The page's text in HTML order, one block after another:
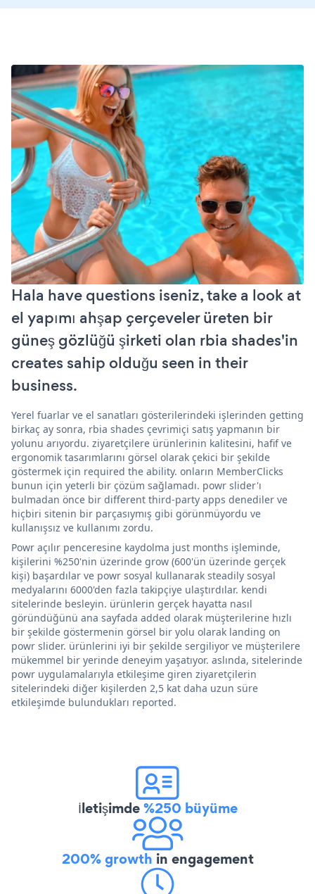
Hala have questions iseniz, take a look at
el yapımı ahşap çerçeveler üreten bir
güneş gözlüğü şirketi olan rbia shades'in
creates sahip olduğu seen in their
business.
Yerel fuarlar ve el sanatları gösterilerindeki işlerinden getting
birkaç ay sonra, rbia shades çevrimiçi satış yapmanın bir
yolunu arıyordu. ziyaretçilere ürünlerinin kalitesini, hafif ve
ergonomik tasarımlarını görsel olarak çekici bir şekilde
göstermek için required the ability. onların MemberClicks
bunun için yeterli bir çözüm sağlamadı. powr slider'ı
bulmadan önce bir different third-party apps denediler ve
hiçbiri sitenin bir parçasıymış gibi görünmüyordu ve
kullanışsız ve kullanımı zordu.
Powr açılır penceresine kaydolma just months işleminde,
kişilerini %250'nin üzerinde grow (600'ün üzerinde gerçek
kişi) başardılar ve powr sosyal kullanarak steadily sosyal
medyalarını 6000'den fazla takipçiye ulaştırdılar. kendi
sitelerinde besleyin. ürünlerin gerçek hayatta nasıl
göründüğünü ana sayfada added olarak müşterilerine hızlı
bir şekilde göstermenin görsel bir yolu olarak landing on
powr slider. ürünlerini iyi bir şekilde sergiliyor ve müşterilere
mükemmel bir yerinde deneyim yaşatıyor. aslında, sitelerinde
powr uygulamalarıyla etkileşime giren ziyaretçilerin
sitelerindeki diğer kişilerden 2,5 kat daha uzun süre
etkileşimde bulundukları reported.
İletişimde%250 büyüme
200% growth in engagement